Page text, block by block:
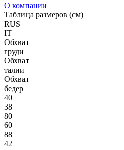
О компании
Таблица размеров (см)
RUS
IT
Обхват
груди
Обхват
талии
Обхват
бедер
40
38
80
60
88
42